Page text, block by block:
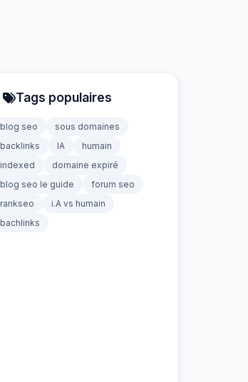
Tags populaires
blog seo
sous domaines
backlinks
IA
humain
indexed
domaine expiré
blog seo le guide
forum seo
rankseo
i.A vs humain
bachlinks